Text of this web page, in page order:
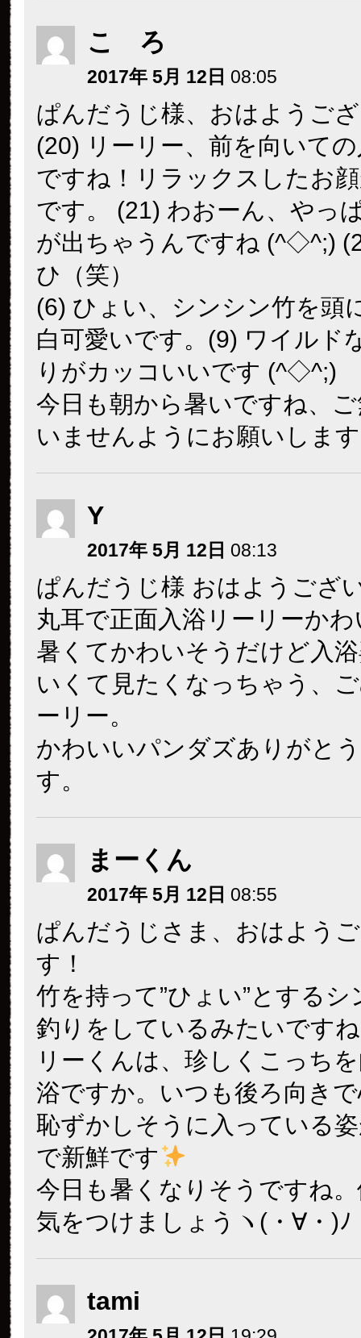
こ ろ
2017年 5月 12日 08:05
ぱんだうじ様、おはようご
(20) リーリー、前を向いて
ですね！リラックスしたお
です。 (21) わおーん、やっ
が出ちゃうんですね (^◇^;)
ひ（笑）
(6) ひょい、シンシン竹を頭
白可愛いです。(9) ワイルド
りがカッコいいです (^◇^;)
今日も朝から暑いですね、
いませんようにお願いしま
Y
2017年 5月 12日 08:13
ぱんだうじ様 おはようござ
丸耳で正面入浴リーリーか
暑くてかわいそうだけど入
いくて見たくなっちゃう、
ーリー。
かわいいパンダズありがと
す。
まーくん
2017年 5月 12日 08:55
ぱんだうじさま、おはよう
す！
竹を持って”ひょい”とする
釣りをしているみたいですね
リーくんは、珍しくこっち
浴ですか。いつも後ろ向き
恥ずかしそうに入っている
で新鮮です
今日も暑くなりそうですね
気をつけましょうヽ(・∀・)ﾉ
tami